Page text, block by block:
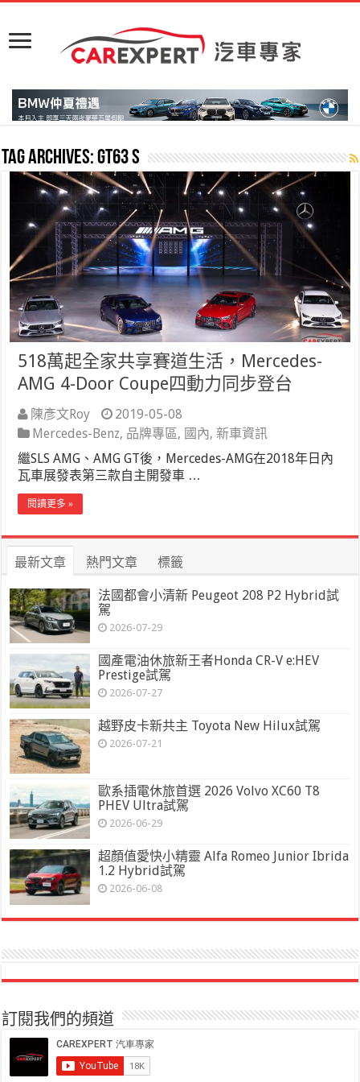
Tag Archives:GT63 S
518萬起全家共享賽道生活，Mercedes-
AMG 4-Door Coupe四動力同步登台
陳彥文Roy
2019-05-08
Mercedes-Benz, 品牌專區, 國內,新車資訊
繼SLS AMG、AMG GT後，Mercedes-AMG在2018年日內
瓦車展發表第三款自主開發車 …
閱讀更多 »
最新文章 熱門文章 標籤
法國都會小清新 Peugeot 208 P2 Hybrid試
駕
2026-07-29
國產電油休旅新王者Honda CR-V e:HEV
Prestige試駕
2026-07-27
越野皮卡新共主 Toyota New Hilux試駕
2026-07-21
歐系插電休旅首選 2026 Volvo XC60 T8
PHEV Ultra試駕
2026-06-29
超顏值愛快小精靈 Alfa Romeo Junior Ibrida
1.2 Hybrid試駕
2026-06-08
訂閱我們的頻道